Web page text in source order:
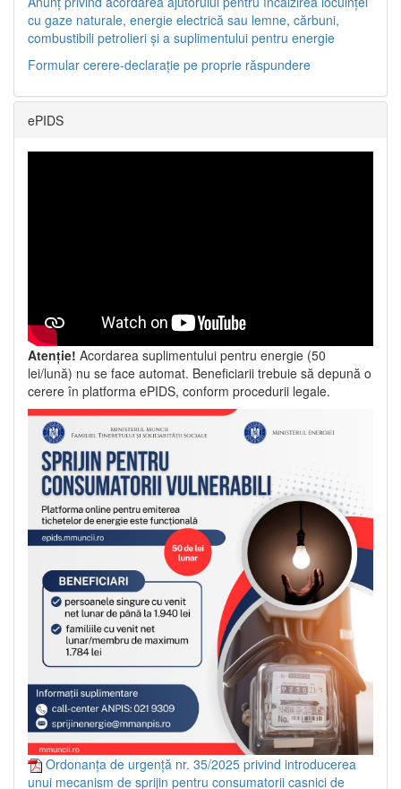
cu gaze naturale, energie electrică sau lemne, cărbuni,
combustibili petrolieri și a suplimentului pentru energie
Formular cerere-declarație pe proprie răspundere
ePIDS
Atenție! Acordarea suplimentului pentru energie (50
lei/lună) nu se face automat. Beneficiarii trebuie să depună o
cerere în platforma ePIDS, conform procedurii legale.
Ordonanța de urgență nr. 35/2025 privind introducerea
unui mecanism de sprijin pentru consumatorii casnici de